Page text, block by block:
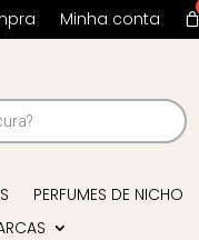
Minha conta
PERFUMES DE NICHO